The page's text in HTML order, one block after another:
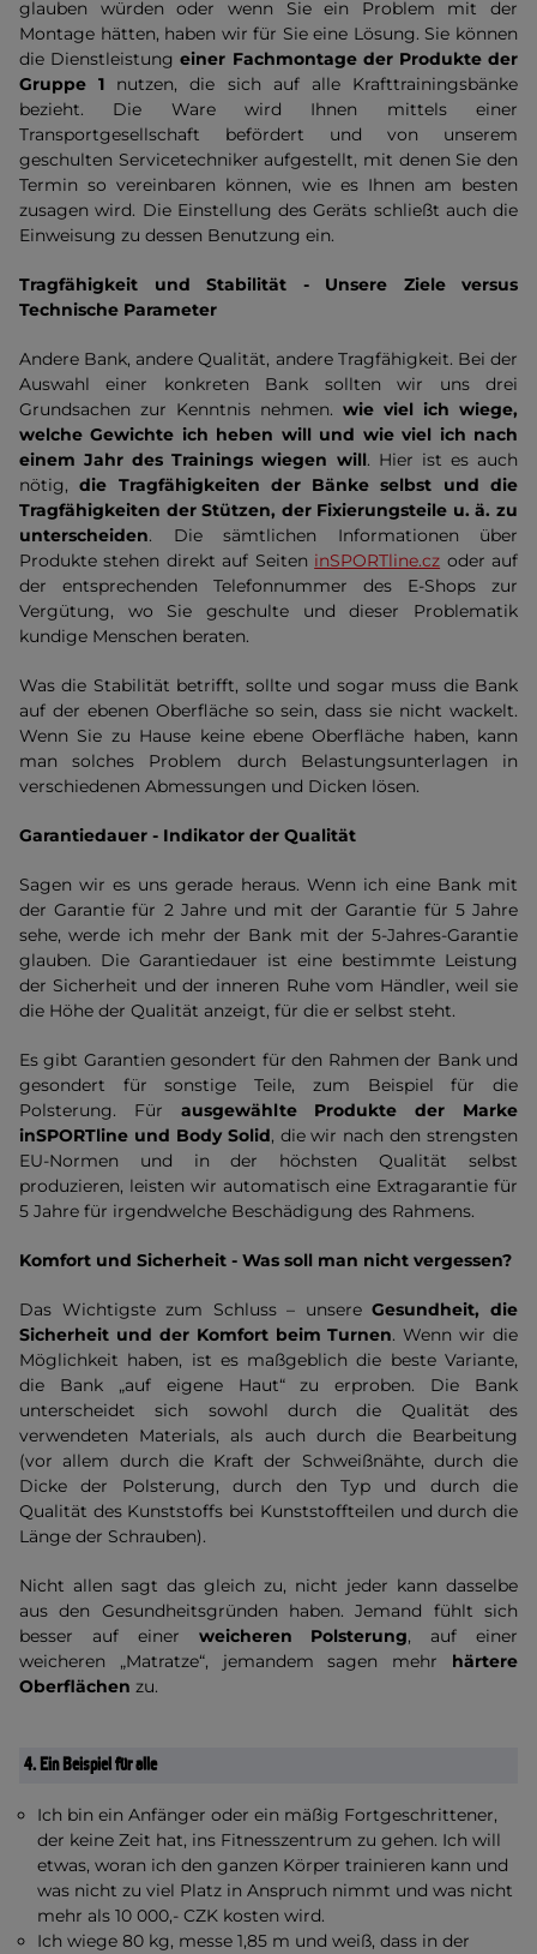
glauben würden oder wenn Sie ein Problem mit der
Montage hätten, haben wir für Sie eine Lösung. Sie können
die Dienstleistungeiner Fachmontage der Produkte der
Gruppe 1 nutzen, die sich auf alle Krafttrainingsbänke
bezieht. Die Ware wird Ihnen mittels einer
Transportgesellschaft befördert und von unserem
geschulten Servicetechniker aufgestellt, mit denen Sie den
Termin so vereinbaren können, wie es Ihnen am besten
zusagen wird. Die Einstellung des Geräts schließt auch die
Einweisung zu dessen Benutzung ein.
Tragfähigkeit und Stabilität - Unsere Ziele versus
Technische Parameter
Andere Bank, andere Qualität, andere Tragfähigkeit. Bei der
Auswahl einer konkreten Bank sollten wir uns drei
Grundsachen zur Kenntnis nehmen. wie viel ich wiege,
welche Gewichte ich heben will und wie viel ich nach
einem Jahr des Trainings wiegen will. Hier ist es auch
nötig,die Tragfähigkeiten der Bänke selbst und die
Tragfähigkeiten der Stützen, der Fixierungsteile u. ä. zu
unterscheiden. Die sämtlichen Informationen über
Produkte stehen direkt auf Seiten inSPORTline.cz oder auf
der entsprechenden Telefonnummer des E-Shops zur
Vergütung, wo Sie geschulte und dieser Problematik
kundige Menschen beraten.
Was die Stabilität betrifft, sollte und sogar muss die Bank
auf der ebenen Oberfläche so sein, dass sie nicht wackelt.
Wenn Sie zu Hause keine ebene Oberfläche haben, kann
man solches Problem durch Belastungsunterlagen in
verschiedenen Abmessungen und Dicken lösen.
Garantiedauer - Indikator der Qualität
Sagen wir es uns gerade heraus. Wenn ich eine Bank mit
der Garantie für 2 Jahre und mit der Garantie für 5 Jahre
sehe, werde ich mehr der Bank mit der 5-Jahres-Garantie
glauben. Die Garantiedauer ist eine bestimmte Leistung
der Sicherheit und der inneren Ruhe vom Händler, weil sie
die Höhe der Qualität anzeigt, für die er selbst steht.
Es gibt Garantien gesondert für den Rahmen der Bank und
gesondert für sonstige Teile, zum Beispiel für die
Polsterung. Für ausgewählte Produkte der Marke
inSPORTline und Body Solid, die wir nach den strengsten
EU-Normen und in der höchsten Qualität selbst
produzieren, leisten wir automatisch eine Extragarantie für
5 Jahre für irgendwelche Beschädigung des Rahmens.
Komfort und Sicherheit - Was soll man nicht vergessen?
Das Wichtigste zum Schluss – unsereGesundheit, die
Sicherheit und der Komfort beim Turnen. Wenn wir die
Möglichkeit haben, ist es maßgeblich die beste Variante,
die Bank „auf eigene Haut“ zu erproben. Die Bank
unterscheidet sich sowohl durch die Qualität des
verwendeten Materials, als auch durch die Bearbeitung
(vor allem durch die Kraft der Schweißnähte, durch die
Dicke der Polsterung, durch den Typ und durch die
Qualität des Kunststoffs bei Kunststoffteilen und durch die
Länge der Schrauben).
Nicht allen sagt das gleich zu, nicht jeder kann dasselbe
aus den Gesundheitsgründen haben. Jemand fühlt sich
besser auf einer weicheren Polsterung, auf einer
weicheren „Matratze“, jemandem sagen mehr härtere
Oberflächen zu.
4. Ein Beispiel für alle
Ich bin ein Anfänger oder ein mäßig Fortgeschrittener,
der keine Zeit hat, ins Fitnesszentrum zu gehen. Ich will
etwas, woran ich den ganzen Körper trainieren kann und
was nicht zu viel Platz in Anspruch nimmt und was nicht
mehr als 10 000,- CZK kosten wird.
Ich wiege 80 kg, messe 1,85 m und weiß, dass in der